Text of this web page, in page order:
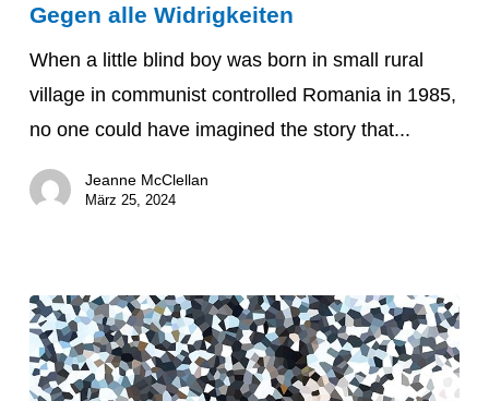
alle
Widrigkeiten
Gegen alle Widrigkeiten
When a little blind boy was born in small rural
village in communist controlled Romania in 1985,
no one could have imagined the story that...
Jeanne McClellan
März 25, 2024